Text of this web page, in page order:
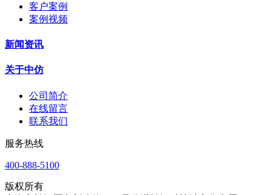
客户案例
案例视频
新闻资讯
关于中仿
公司简介
在线留言
联系我们
服务热线
400-888-5100
版权所有